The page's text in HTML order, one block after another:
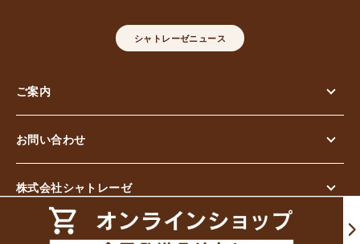
シャトレーゼニュース
ご案内
お問い合わせ
株式会社シャトレーゼ
© Chateraise Co.,Ltd. All Rights Reserved.